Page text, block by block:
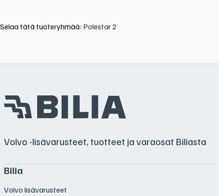
Selaa tätä tuoteryhmää: Polestar 2
Volvo -lisävarusteet, tuotteet ja varaosat Biliasta
Bilia
Volvo lisävarusteet